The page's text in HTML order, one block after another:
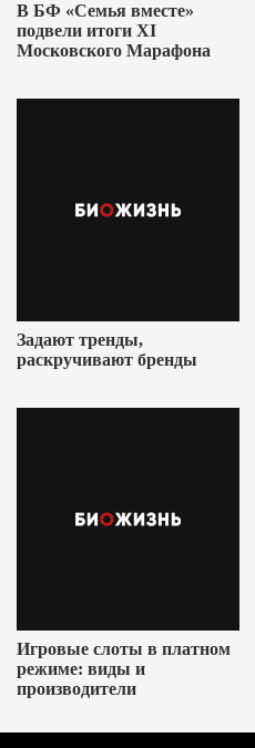
В БФ «Семья вместе»
подвели итоги XI
Московского Марафона
Задают тренды,
раскручивают бренды
Игровые слоты в платном
режиме: виды и
производители